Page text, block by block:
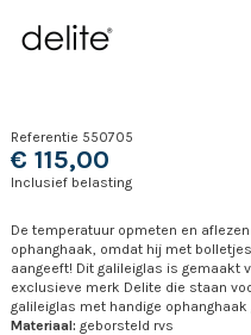
Referentie 550705
€ 115,00
Inclusief belasting
De temperatuur opmeten en
ophanghaak, omdat hij met
aangeeft! Dit galileiglas is gemaakt
exclusieve merk Delite die staan
galileiglas met handige ophanghaak
Materiaal: geborsteld rvs